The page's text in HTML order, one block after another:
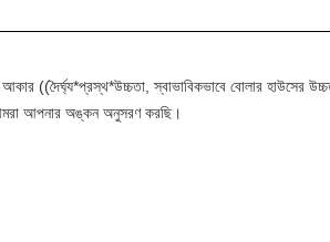
((দৈর্ঘ্য*প্রস্থ*উচ্চতা, স্বাভাবিকভাবে বোলার হাউসের
আপনার অঙ্কন অনুসরণ করছি।